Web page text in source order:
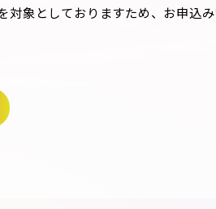
象としておりますため、お申込